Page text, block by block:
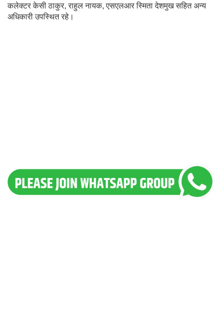
कलेक्टर केसी ठाकुर, राहुल नायक, एसएलआर स्मिता देशमुख सहित अन्य
अधिकारी उपस्थित रहे।